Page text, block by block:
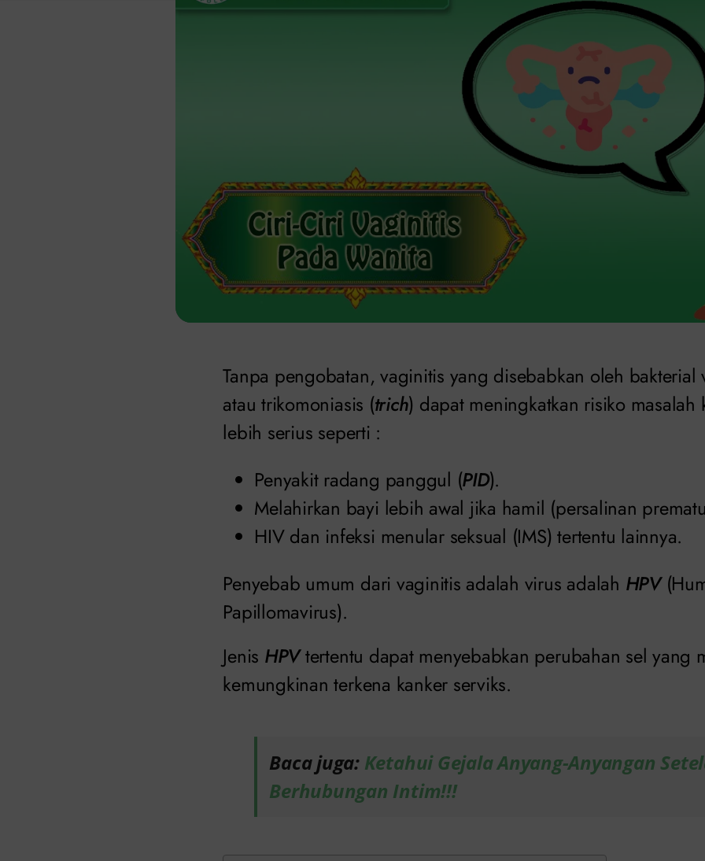
Tanpa pengobatan, vaginitis yang disebabkan oleh bakterial
atau trikomoniasis (trich) dapat meningkatkan risiko masalah
lebih serius seperti :
Penyakit radang panggul (PID).
Melahirkan bayi lebih awal jika hamil (persalinan
HIV dan infeksi menular seksual (IMS) tertentu lainnya.
Penyebab umum dari vaginitis adalah virus adalah HPV
Papillomavirus).
Jenis HPVtertentu dapat menyebabkan perubahan sel yang
kemungkinan terkena kanker serviks.
Baca juga: Ketahui Gejala Anyang-Anyangan
Berhubungan Intim!!!